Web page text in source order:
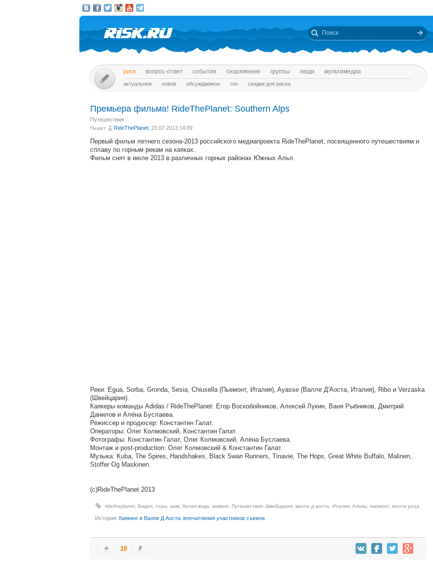
риск вопрос-ответ события снаряжение группы люди мультимедиа
актуальное новое обсуждаемое топ скидки для риска
Премьера фильма! RideThePlanet: Southern Alps
Путешествия
Пишет RideThePlanet , 23.07.2013 14:09
Первый фильм летнего сезона-2013 российского медиапроекта RideThePlanet, посвященного путешествиям и
сплаву по горным рекам на каяках.
Фильм снят в июле 2013 в различных горных районах Южных Альп.
Реки: Egua, Sorba, Gronda, Sesia, Chiusella (Пьемонт, Италия), Ayasse (Валле Д'Аоста, Италия), Ribo и Verzaska
(Швейцария).
Каякеры команды Adidas / RideThePlanet: Егор Воскобойников, Алексей Лукин, Ваня Рыбников, Дмитрий
Данилов и Алёна Буслаева.
Режиссер и продюсер: Константин Галат.
Операторы: Олег Колмовский, Константин Галат.
Фотографы: Константин Галат, Олег Колмовский, Алёна Буслаева.
Монтаж и post-production: Олег Колмовский & Константин Галат.
Музыка: Kuba, The Spires, Handshakes, Black Swan Runners, Tinavie, The Hops, Great White Buffalo, Malinen,
Stoffer Og Maskinen.
(c)RideThePlanet 2013
ridetheplanet Видео горы каяк белая вода каякинг, Путешествия Швейцария валле д аоста Италия Альпы пьемонт, монте роза
История: Каякинг в Валле Д Аоста: впечатления участников съемок
18